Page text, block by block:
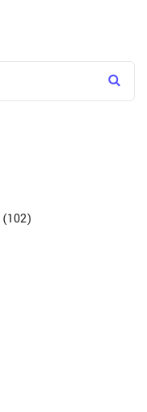
(102)